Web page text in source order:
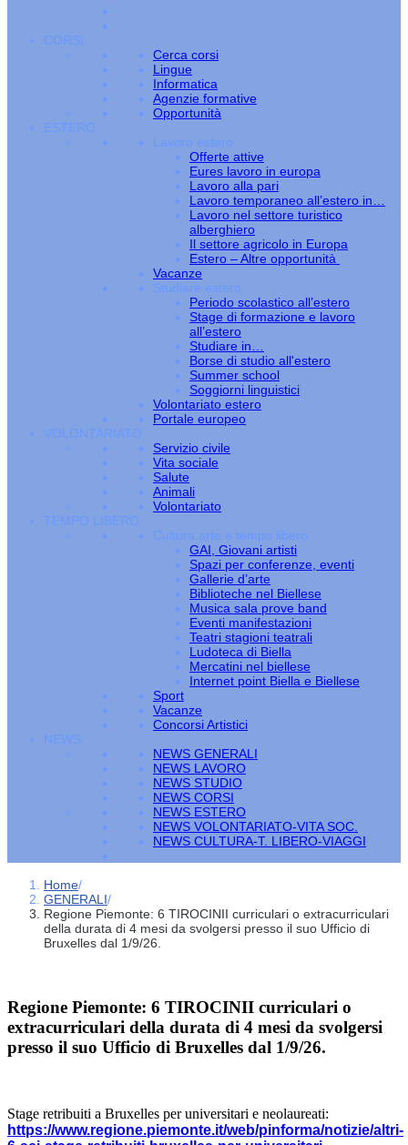
CORSI
Cerca corsi
Lingue
Informatica
Agenzie formative
Opportunità
ESTERO
Lavoro estero
Offerte attive
Eures lavoro in europa
Lavoro alla pari
Lavoro temporaneo all’estero in…
Lavoro nel settore turistico
alberghiero
Il settore agricolo in Europa
Estero – Altre opportunità
Vacanze
Studiare estero
Periodo scolastico all’estero
Stage di formazione e lavoro
all’estero
Studiare in…
Borse di studio all'estero
Summer school
Soggiorni linguistici
Volontariato estero
Portale europeo
VOLONTARIATO
Servizio civile
Vita sociale
Salute
Animali
Volontariato
TEMPO LIBERO
Cultura arte e tempo libero
GAI, Giovani artisti
Spazi per conferenze, eventi
Gallerie d’arte
Biblioteche nel Biellese
Musica sala prove band
Eventi manifestazioni
Teatri stagioni teatrali
Ludoteca di Biella
Mercatini nel biellese
Internet point Biella e Biellese
Sport
Vacanze
Concorsi Artistici
NEWS
NEWS GENERALI
NEWS LAVORO
NEWS STUDIO
NEWS CORSI
NEWS ESTERO
NEWS VOLONTARIATO-VITA SOC.
NEWS CULTURA-T. LIBERO-VIAGGI
Home/
GENERALI/
Regione Piemonte: 6 TIROCINII curriculari o extracurriculari
della durata di 4 mesi da svolgersi presso il suo Ufficio di
Bruxelles dal 1/9/26.
Regione Piemonte: 6 TIROCINII curriculari o
extracurriculari della durata di 4 mesi da svolgersi
presso il suo Ufficio di Bruxelles dal 1/9/26.
Stage retribuiti a Bruxelles per universitari e neolaureati:
https://www.regione.piemonte.it/web/pinforma/notizie/altri-